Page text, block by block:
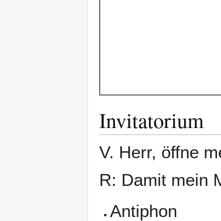
Invitatorium
V. Herr, öffne
R: Damit mein
Antiphon